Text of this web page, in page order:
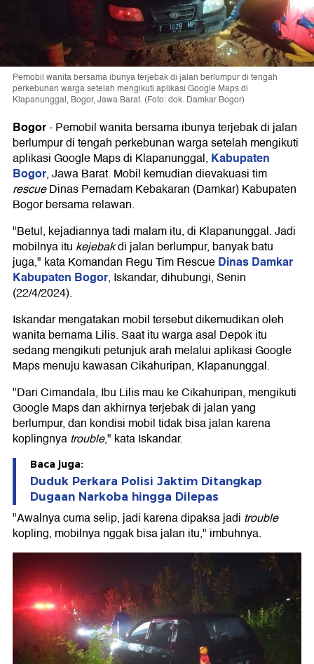
Pemobil wanita bersama ibunya terjebak di jalan berlumpur di tengah
perkebunan warga setelah mengikuti aplikasi Google Maps di
Klapanunggal, Bogor, Jawa Barat. (Foto: dok. Damkar Bogor)
Bogor-Pemobil wanita bersama ibunya terjebak di jalan
berlumpur di tengah perkebunan warga setelah mengikuti
aplikasi Google Maps di Klapanunggal, Kabupaten
Bogor, Jawa Barat. Mobil kemudian dievakuasi tim
rescueDinas Pemadam Kebakaran (Damkar) Kabupaten
Bogor bersama relawan.
"Betul, kejadiannya tadi malam itu, di Klapanunggal. Jadi
mobilnya itu kejebakdi jalan berlumpur, banyak batu
juga," kata Komandan Regu Tim RescueDinas Damkar
Kabupaten Bogor, Iskandar, dihubungi, Senin
(22/4/2024).
Iskandar mengatakan mobil tersebut dikemudikan oleh
wanita bernama Lilis. Saat itu warga asal Depok itu
sedang mengikuti petunjuk arah melalui aplikasi Google
Maps menuju kawasan Cikahuripan, Klapanunggal.
"Dari Cimandala, Ibu Lilis mau ke Cikahuripan, mengikuti
Google Maps dan akhirnya terjebak di jalan yang
berlumpur, dan kondisi mobil tidak bisa jalan karena
koplingnyatrouble," kata Iskandar.
Baca juga:
Duduk Perkara Polisi Jaktim Ditangkap
Dugaan Narkoba hingga Dilepas
"Awalnya cuma selip, jadi karena dipaksa jadi trouble
kopling, mobilnya nggak bisa jalan itu," imbuhnya.